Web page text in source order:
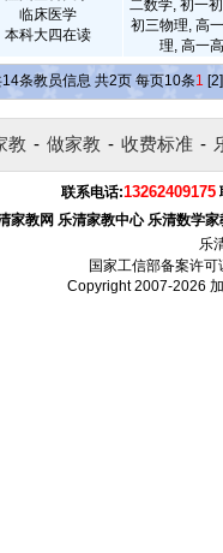
临床医学
本科大四在读
二数学, 初一
初三物理, 高
理, 高一
14条教员信息 共2页 每页10条1 [2]
教 - 做家教 - 收费标准 -
联系电话:13262409175
家教网 乐清家教中心 乐清数学家
乐
国家工信部备案许可
Copyright 2007-2026